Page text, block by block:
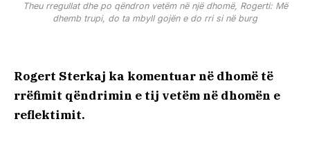
Theu rregullat dhe po qëndron vetëm në një dhomë, Rogerti: Më
dhemb trupi, do ta mbyll gojën e do rri si në burg
Rogert Sterkaj ka komentuar në dhomë të
rrëfimit qëndrimin e tij vetëm në dhomën e
reflektimit.